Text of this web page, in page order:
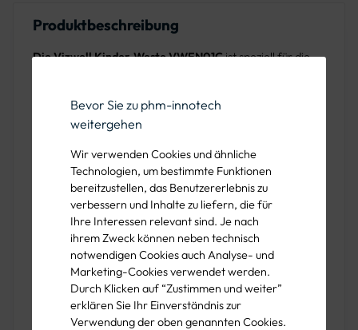
Bevor Sie zu phm-innotech
weitergehen
Wir verwenden Cookies und ähnliche
Technologien, um bestimmte Funktionen
bereitzustellen, das Benutzererlebnis zu
verbessern und Inhalte zu liefern, die für
Ihre Interessen relevant sind. Je nach
ihrem Zweck können neben technisch
notwendigen Cookies auch Analyse- und
Marketing-Cookies verwendet werden.
Durch Klicken auf “Zustimmen und weiter”
erklären Sie Ihr Einverständnis zur
Verwendung der oben genannten Cookies.
Produktbeschreibung
Die Vizwell Kinder-Weste VWEN01Cist speziell für die
Reflektorstreifen und der DIN EN 1150 Zertifizierung sorgt
sie für erhöhte Sichtbarkeit und Schutz.
Konstruktion und Material
Ausgestattet mit2 x 5 cm breiten Reflektorstreifen
um den Rumpf, bietet die Weste ausgezeichnete
Sichtbarkeit in verschiedenen Lichtverhältnissen. Der
verstellbare Klettverschlussermöglicht eine flexible
Weitenregulierung, was einen bequemen und sicheren Sitz
für Kinder verschiedener Altersstufen gewährleistet. Das
Material ist mit einemKontrastband eingefasst, was die
Haltbarkeit erhöht und das Design visuell aufwertet.